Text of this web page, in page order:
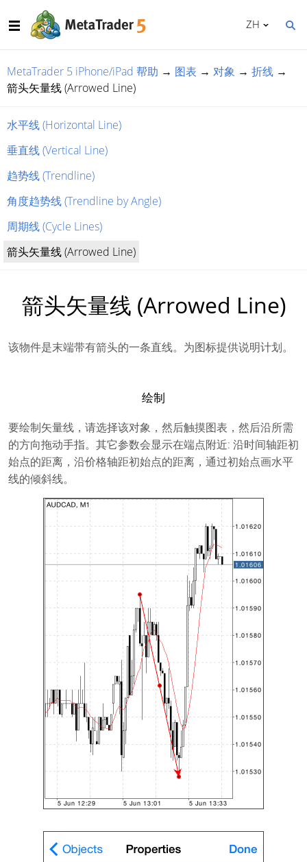
ZH
MetaTrader 5 iPhone/iPad 帮助 → 图表 → 对象 → 折线 →
箭头矢量线 (Arrowed Line)
水平线 (Horizontal Line)
垂直线 (Vertical Line)
趋势线 (Trendline)
角度趋势线 (Trendline by Angle)
周期线 (Cycle Lines)
箭头矢量线 (Arrowed Line)
箭头矢量线 (Arrowed Line)
该物件是末端带有箭头的一条直线。为图标提供说明计划。
绘制
要绘制矢量线，请选择该对象，然后触摸图表，然后沿所需
的方向拖动手指。其它参数会显示在端点附近: 沿时间轴距初
始点的距离，沿价格轴距初始点的距离，通过初始点画水平
线的倾斜线。